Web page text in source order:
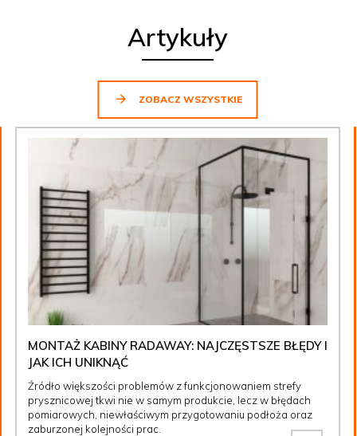
Artykuły
ZOBACZ WSZYSTKIE
MONTAŻ KABINY RADAWAY: NAJCZĘSTSZE BŁĘDY I
JAK ICH UNIKNĄĆ
Źródło większości problemów z funkcjonowaniem strefy
prysznicowej tkwi nie w samym produkcie, lecz w błędach
pomiarowych, niewłaściwym przygotowaniu podłoża oraz
zaburzonej kolejności prac.